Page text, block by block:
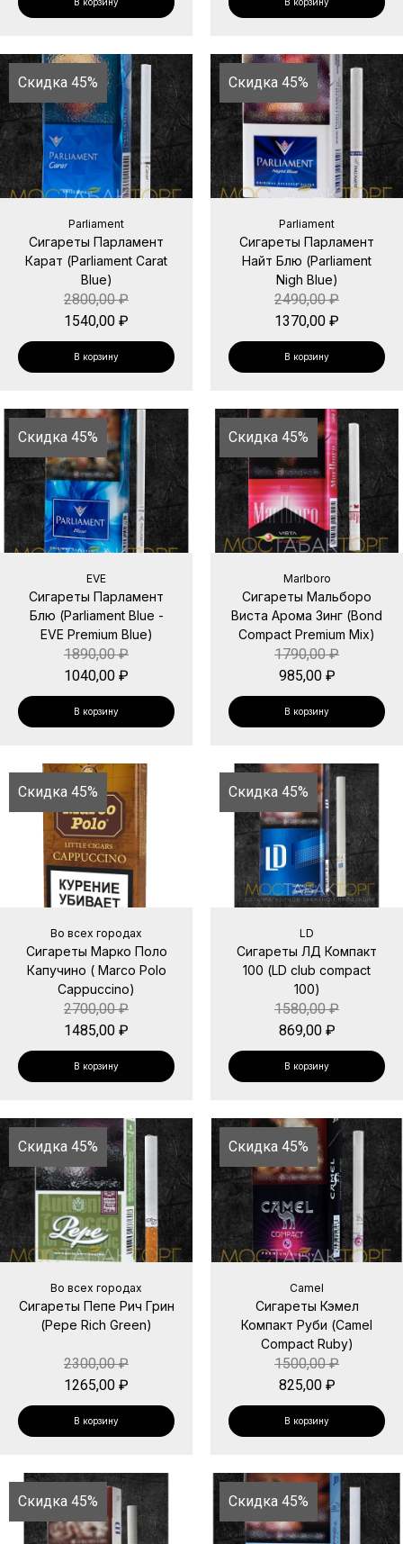
Скидка 45%
Parliament
Сигареты Парламент
Карат (Parliament Carat
Blue)
2800,00₽
1540,00 ₽
В корзину
Скидка 45%
Parliament
Сигареты Парламент
Найт Блю (Parliament
Nigh Blue)
2490,00₽
1370,00 ₽
В корзину
Скидка 45%
EVE
Сигареты Парламент
Блю (Parliament Blue -
EVE Premium Blue)
1890,00₽
1040,00 ₽
В корзину
Скидка 45%
Marlboro
Сигареты Мальборо
Виста Арома Зинг (Bond
Compact Premium Mix)
1790,00₽
985,00 ₽
В корзину
Скидка 45%
Во всех городах
Сигареты Марко Поло
Капучино ( Marco Polo
Cappuccino)
2700,00₽
1485,00 ₽
В корзину
Скидка 45%
LD
Сигареты ЛД Компакт
100 (LD club compact
100)
1580,00₽
869,00 ₽
В корзину
Скидка 45%
Во всех городах
Сигареты Пепе Рич Грин
(Pepe Rich Green)
2300,00₽
1265,00 ₽
В корзину
Скидка 45%
Camel
Сигареты Кэмел
Компакт Руби (Camel
Compact Ruby)
1500,00₽
825,00 ₽
В корзину
Скидка 45% Скидка 45%